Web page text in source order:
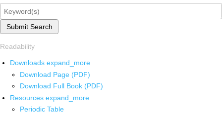
Submit Search
Readability
Downloads expand_more
Download Page (PDF)
Download Full Book (PDF)
Resources expand_more
Periodic Table